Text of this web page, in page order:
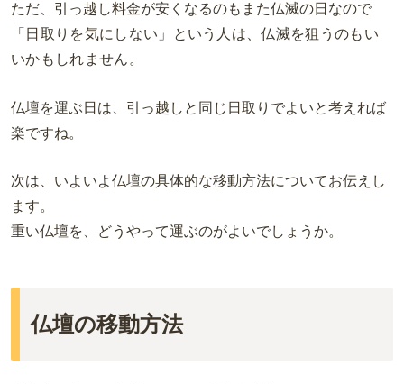
ただ、引っ越し料金が安くなるのもまた仏滅の日なので
「日取りを気にしない」という人は、仏滅を狙うのもい
いかもしれません。
仏壇を運ぶ日は、引っ越しと同じ日取りでよいと考えれば
楽ですね。
次は、いよいよ仏壇の具体的な移動方法についてお伝えし
ます。
重い仏壇を、どうやって運ぶのがよいでしょうか。
仏壇の移動方法